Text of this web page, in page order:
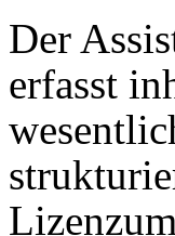
Der
erfasst